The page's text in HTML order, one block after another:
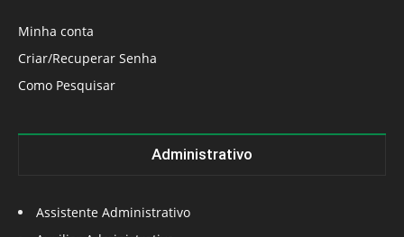
Minha conta
Criar/Recuperar Senha
Como Pesquisar
Administrativo
Assistente Administrativo